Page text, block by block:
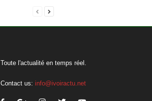
Toute l'actualité en temps réel.
Contact us: info@ivoiractu.net